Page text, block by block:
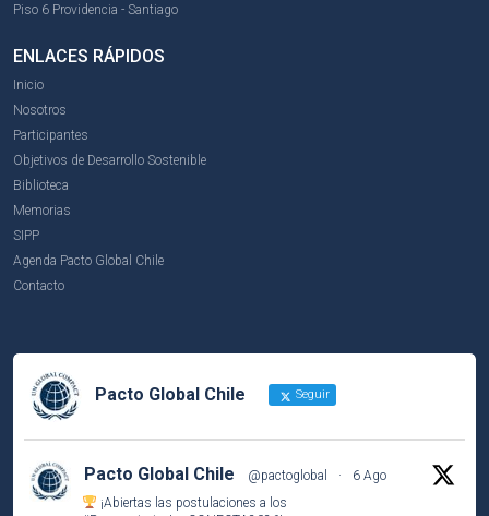
Piso 6 Providencia - Santiago
ENLACES RÁPIDOS
Inicio
Nosotros
Participantes
Objetivos de Desarrollo Sostenible
Biblioteca
Memorias
SIPP
Agenda Pacto Global Chile
Contacto
Pacto Global Chile Seguir
Pacto Global Chile @pactoglobal ·
6 Ago
¡Abiertas las postulaciones a los